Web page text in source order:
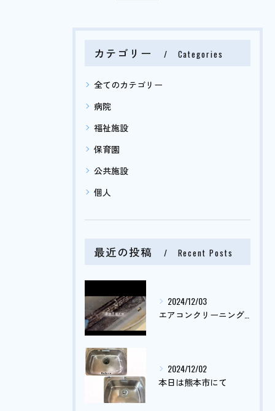
カテゴリー Categories
全てのカテゴリー
病院
福祉施設
保育園
公共施設
個人
最近の投稿 Recent Posts
2024/12/03
エアコンクリーニング依頼がまだまだ止まりません🤔
2024/12/02
本日は熊本市にて